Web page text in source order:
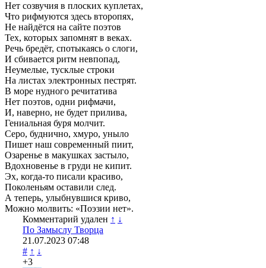
Нет созвучия в плоских куплетах,
Что рифмуются здесь второпях,
Не найдётся на сайте поэтов
Тех, которых запомнят в веках.
Речь бредёт, спотыкаясь о слоги,
И сбивается ритм невпопад,
Неумелые, тусклые строки
На листах электронных пестрят.
В море нудного речитатива
Нет поэтов, одни рифмачи,
И, наверно, не будет прилива,
Гениальная буря молчит.
Серо, буднично, хмуро, уныло
Пишет наш современный пиит,
Озаренье в макушках застыло,
Вдохновенье в груди не кипит.
Эх, когда-то писали красиво,
Поколеньям оставили след.
А теперь, улыбнувшися криво,
Можно молвить: «Поэзии нет».
Комментарий удален ↑ ↓
По Замыслу Творца
21.07.2023 07:48
# ↑ ↓
+3